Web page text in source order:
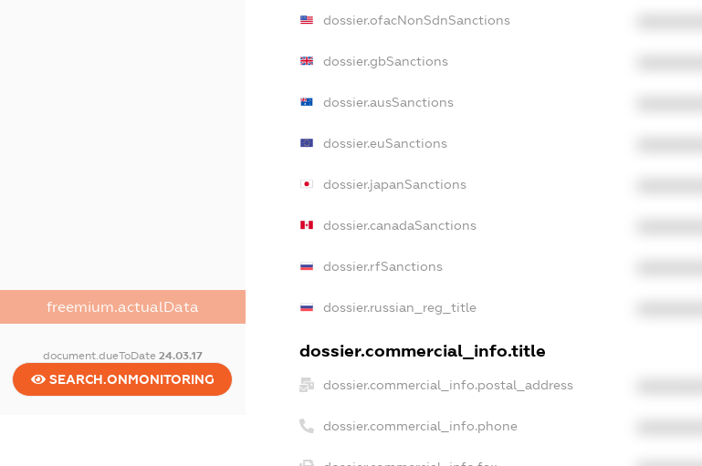
freemium.actualData
document.dueToDate 24.03.17
SEARCH.ONMONITORING
dossier.ofacNonSdnSanctions
dossier.gbSanctions
dossier.ausSanctions
dossier.euSanctions
dossier.japanSanctions
dossier.canadaSanctions
dossier.rfSanctions
dossier.russian_reg_title
dossier.commercial_info.title
dossier.commercial_info.postal_address
dossier.commercial_info.phone